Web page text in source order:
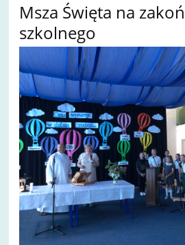
Msza Święta na
szkolnego